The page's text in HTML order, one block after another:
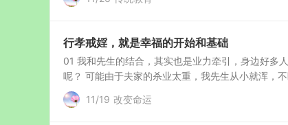
行孝戒婬，就是幸福的开始和基础
01 我和先生的结合，其实也是业力牵引，身边好多
呢？ 可能由于夫家的杀业太重，我先生从小就浑，
11/19 改变命运